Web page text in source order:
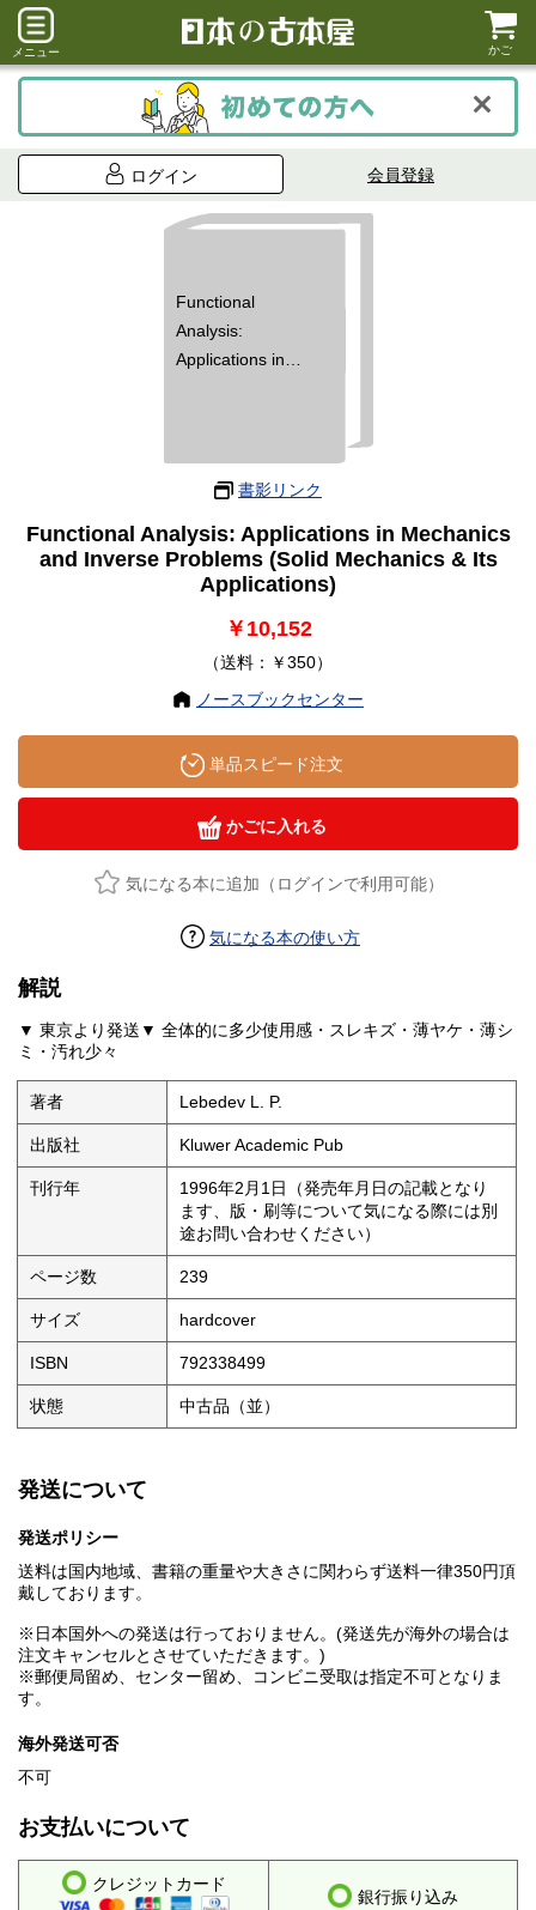
メニュー かご
ログイン 会員登録
Functional
Analysis:
Applications in
書影リンク
Functional Analysis: Applications in Mechanics
and Inverse Problems (Solid Mechanics & Its
Applications)
￥10,152
（送料：￥350）
ノースブックセンター
単品スピード注文
かごに入れる
気になる本に追加（ログインで利用可能）
気になる本の使い方
解説
▼ 東京より発送▼ 全体的に多少使用感・スレキズ・薄ヤケ・薄シ
ミ・汚れ少々
著者 Lebedev L. P.
出版社 Kluwer Academic Pub
刊行年
1996年2月1日（発売年月日の記載となり
ます、版・刷等について気になる際には別
途お問い合わせください）
ページ数 239
サイズ hardcover
ISBN 792338499
状態 中古品（並）
発送について
発送ポリシー
送料は国内地域、書籍の重量や大きさに関わらず送料一律350円頂
戴しております。
※日本国外への発送は行っておりません。(発送先が海外の場合は
注文キャンセルとさせていただきます。)
※郵便局留め、センター留め、コンビニ受取は指定不可となりま
す。
海外発送可否
不可
お支払いについて
クレジットカード
銀行振り込み